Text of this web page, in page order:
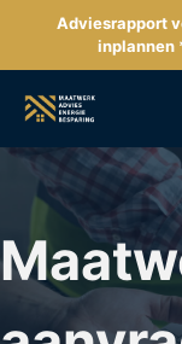
de
inhoud
Adviesrapport
inplannen